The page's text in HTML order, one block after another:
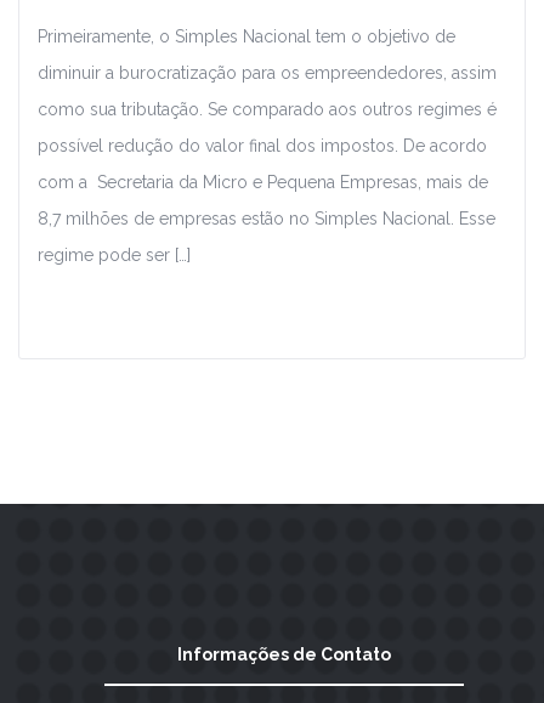
Primeiramente, o Simples Nacional tem o objetivo de
diminuir a burocratização para os empreendedores, assim
como sua tributação. Se comparado aos outros regimes é
possível redução do valor final dos impostos. De acordo
com a Secretaria da Micro e Pequena Empresas, mais de
8,7 milhões de empresas estão no Simples Nacional. Esse
regime pode ser […]
Informações de Contato